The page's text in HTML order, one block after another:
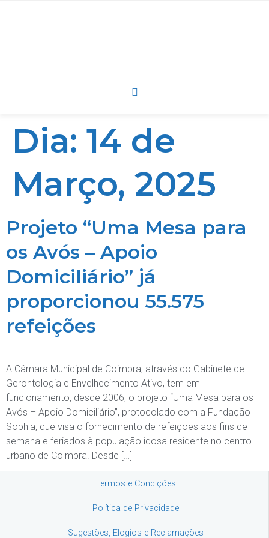
Dia: 14 de
Março, 2025
Projeto “Uma Mesa para
os Avós – Apoio
Domiciliário” já
proporcionou 55.575
refeições
A Câmara Municipal de Coimbra, através do Gabinete de
Gerontologia e Envelhecimento Ativo, tem em
funcionamento, desde 2006, o projeto “Uma Mesa para os
Avós – Apoio Domiciliário”, protocolado com a Fundação
Sophia, que visa o fornecimento de refeições aos fins de
semana e feriados à população idosa residente no centro
urbano de Coimbra. Desde […]
Termos e Condições
Política de Privacidade
Sugestões, Elogios e Reclamações